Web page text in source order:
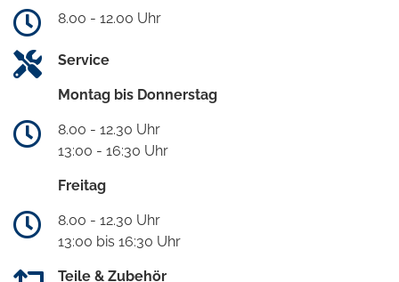
8.00 - 12.00 Uhr
Service
Montag bis Donnerstag
8.00 - 12.30 Uhr
13:00 - 16:30 Uhr
Freitag
8.00 - 12.30 Uhr
13:00 bis 16:30 Uhr
Teile & Zubehör